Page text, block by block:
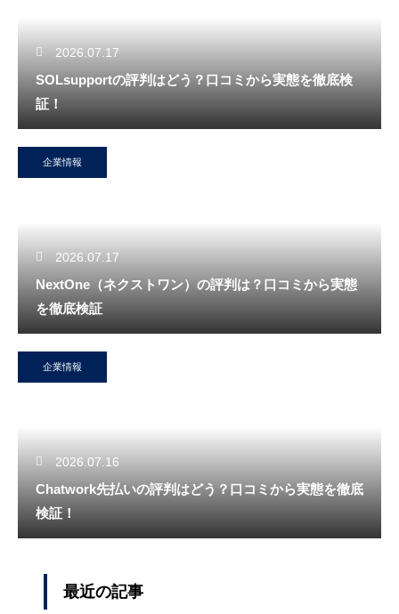
2026.07.17
SOLsupportの評判はどう？口コミから実態を徹底検
証！
企業情報
2026.07.17
NextOne（ネクストワン）の評判は？口コミから実態
を徹底検証
企業情報
2026.07.16
Chatwork先払いの評判はどう？口コミから実態を徹底
検証！
最近の記事